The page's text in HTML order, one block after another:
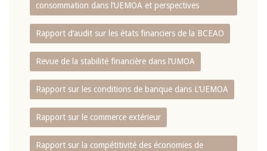
consommation dans l‘UEMOA et perspectives
Rapport d‘audit sur les états financiers de la BCEAO
Revue de la stabilité financière dans l‘UMOA
Rapport sur les conditions de banque dans L‘UEMOA
Rapport sur le commerce extérieur
Rapport sur la compétitivité des économies de